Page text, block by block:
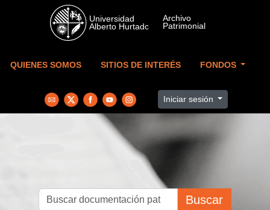
Skip to main content
QUIENES SOMOS SITIOS DE INTERÉS FONDOS
Iniciar sesión
Buscar